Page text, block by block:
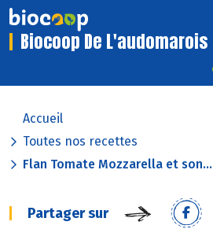
Biocoop De L'audomarois
Accueil
Toutes nos recettes
Flan Tomate Mozzarella et son...
Partager sur